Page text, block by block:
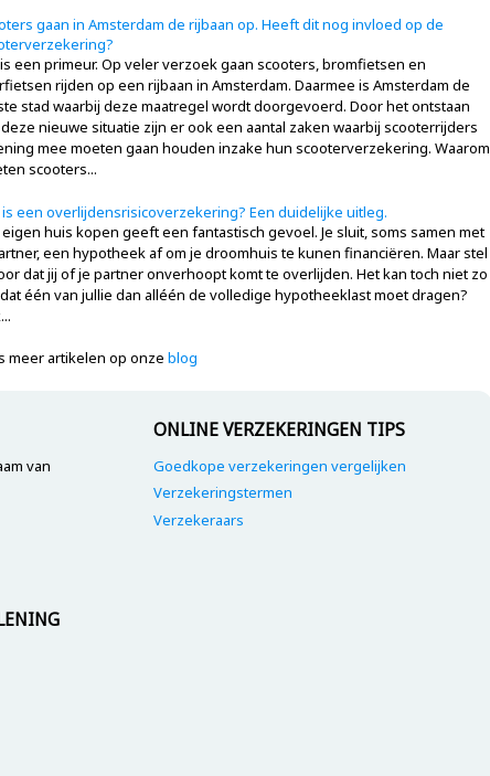
gaan in Amsterdam de rijbaan op. Heeft dit nog invloed op de
een primeur. Op veler verzoek gaan scooters, bromfietsen en
rijden op een rijbaan in Amsterdam. Daarmee is Amsterdam de
stad waarbij deze maatregel wordt doorgevoerd. Door het ontstaan
nieuwe situatie zijn er ook een aantal zaken waarbij scooterrijders
mee moeten gaan houden inzake hun scooterverzekering. Waarom
scooters...
is een overlijdensrisicoverzekering? Een duidelijke uitleg.
eigen huis kopen geeft een fantastisch gevoel. Je sluit, soms samen met
een hypotheek af om je droomhuis te kunen financiëren. Maar stel
dat jij of je partner onverhoopt komt te overlijden. Het kan toch niet zo
één van jullie dan alléén de volledige hypotheeklast moet dragen?
meer artikelen op onze blog
van
ONLINE VERZEKERINGEN TIPS
Goedkope verzekeringen vergelijken
Verzekeringstermen
Verzekeraars